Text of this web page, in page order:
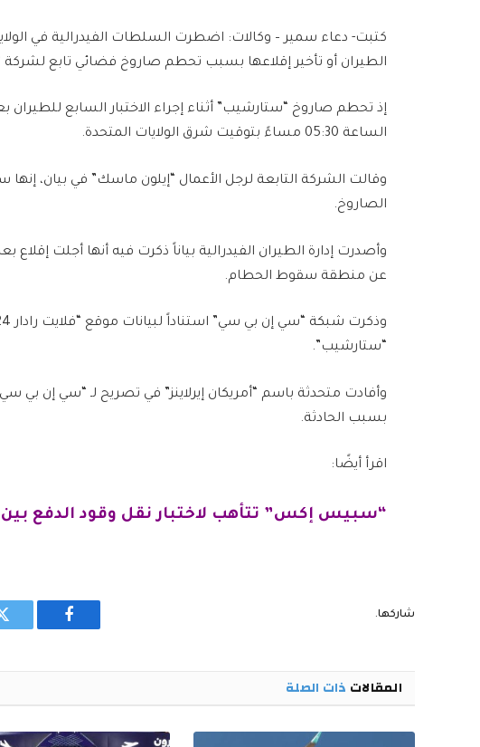
كتبت- دعاء سمير – وكالات: اضطرت السلطات الفيدرالية في
الطيران أو تأخير إقلاعها بسبب تحطم صاروخ فضائي تابع لشركة
إذ تحطم صاروخ “ستارشيب” أثناء إجراء الاختبار السابع
الساعة 05:30 مساءً بتوقيت شرق الولايات المتحدة.
وقالت الشركة التابعة لرجل الأعمال “إيلون ماسك” في بيان،
الصاروخ.
وأصدرت إدارة الطيران الفيدرالية بياناً ذكرت فيه أنها أجلت إقلاع
عن منطقة سقوط الحطام.
“ستارشيب”.
وأفادت متحدثة باسم “أمريكان إيرلاينز” في تصريح لـ “سي إن
بسبب الحادثة.
اقرأ أيضًا:
“سبيس إكس” تتأهب لاختبار نقل وقود الدفع
شاركها.
فيسبوك
المقالات ذات الصلة